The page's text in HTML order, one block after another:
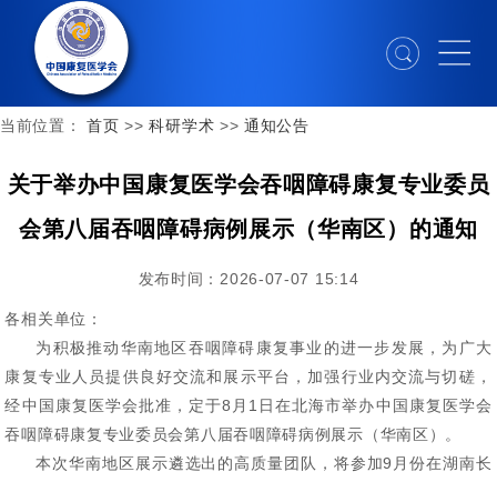
当前位置： 首页 >>科研学术 >>通知公告
关于举办中国康复医学会吞咽障碍康复专业委员
会第八届吞咽障碍病例展示（华南区）的通知
发布时间：2026-07-07 15:14
各相关单位：
为积极推动华南地区吞咽障碍康复事业的进一步发展，为广大
康复专业人员提供良好交流和展示平台，加强行业内交流与切磋，
经中国康复医学会批准，定于8月1日在北海市举办中国康复医学会
吞咽障碍康复专业委员会第八届吞咽障碍病例展示（华南区）。
本次华南地区展示遴选出的高质量团队，将参加9月份在湖南长